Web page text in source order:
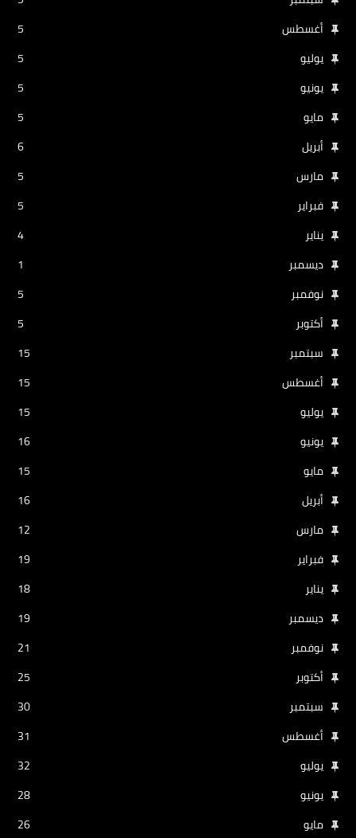
أغسطس
5
يوليو
5
يونيو
5
مايو
5
أبريل
6
مارس
5
فبراير
5
يناير
4
ديسمبر
1
نوفمبر
5
أكتوبر
5
سبتمبر
15
أغسطس
15
يوليو
15
يونيو
16
مايو
15
أبريل
16
مارس
12
فبراير
19
يناير
18
ديسمبر
19
نوفمبر
21
أكتوبر
25
سبتمبر
30
أغسطس
31
يوليو
32
يونيو
28
مايو
26